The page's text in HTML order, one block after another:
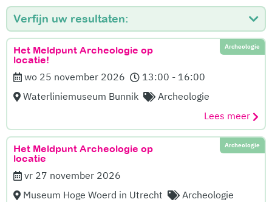
Verfijn uw resultaten:
Het Meldpunt Archeologie op
locatie!
wo 25 november 2026
13:00 - 16:00
Waterliniemuseum Bunnik
Archeologie
Archeologie
Lees meer
Het Meldpunt Archeologie op
locatie
vr 27 november 2026
Museum Hoge Woerd in Utrecht
Archeologie
Archeologie